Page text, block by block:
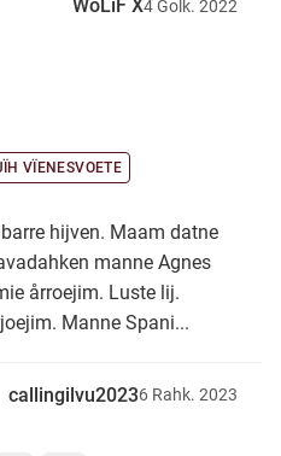
WoLiF X4Golk. 2022
VÏENESVOETE
hijven. Maam datne
manne Agnes
årroejim. Luste lij.
Manne Spani...
callingilvu20236 Rahk. 2023